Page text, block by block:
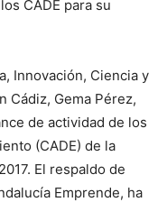
CADE para su
Innovación, Ciencia y
Cádiz, Gema Pérez,
de actividad de los
(CADE) de la
El respaldo de
Emprende, ha